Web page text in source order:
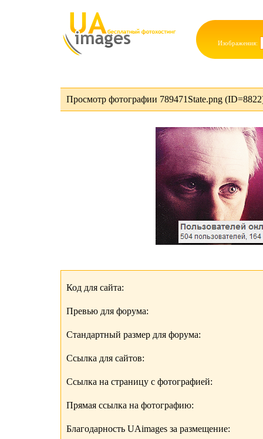
Изображения:
Просмотр фотографии 789471State.png
Код для сайта:
Превью для форума:
Стандартный размер для форума:
Ссылка для сайтов:
Ссылка на страницу с фотографией:
Прямая ссылка на фотографию:
Благодарность UAimages за размещение: